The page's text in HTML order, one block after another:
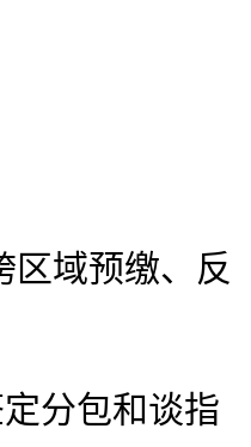
域预缴、反
分包和谈指